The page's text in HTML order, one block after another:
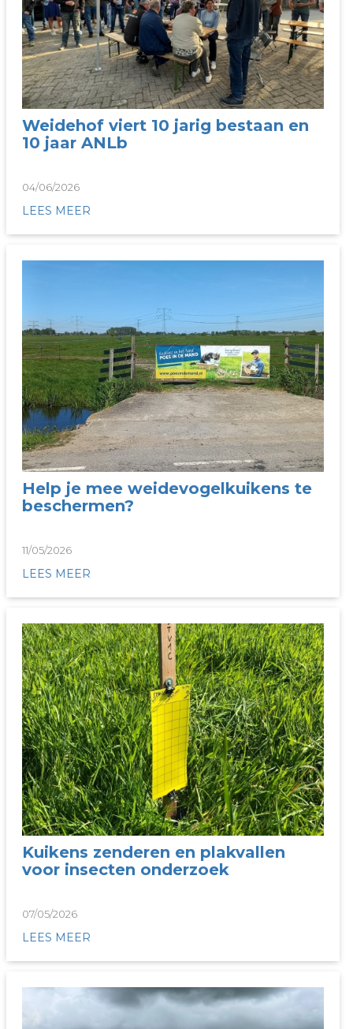
Weidehof viert 10 jarig bestaan en
10 jaar ANLb
04/06/2026
LEES MEER
Help je mee weidevogelkuikens te
beschermen?
11/05/2026
LEES MEER
Kuikens zenderen en plakvallen
voor insecten onderzoek
07/05/2026
LEES MEER